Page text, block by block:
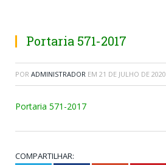
Portaria 571-2017
POR ADMINISTRADOR EM 21 DE JULHO DE 2020
Portaria 571-2017
COMPARTILHAR: